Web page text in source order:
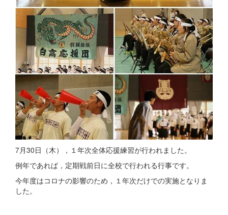
7月30日（木），１年次全体応援練習が行われました。
例年であれば，定期戦前日に全校で行われる行事です。
今年度はコロナの影響のため，１年次だけでの実施となりま
した。